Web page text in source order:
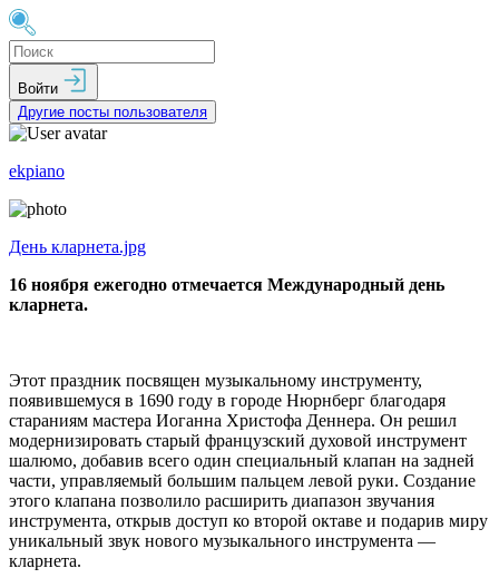
Войти
Другие посты пользователя
ekpiano
День кларнета.jpg
16 ноября ежегодно отмечается Международный день
кларнета.
Этот праздник посвящен музыкальному инструменту,
появившемуся в 1690 году в городе Нюрнберг благодаря
стараниям мастера Иоганна Христофа Деннера. Он решил
модернизировать старый французский духовой инструмент
шалюмо, добавив всего один специальный клапан на задней
части, управляемый большим пальцем левой руки. Создание
этого клапана позволило расширить диапазон звучания
инструмента, открыв доступ ко второй октаве и подарив миру
уникальный звук нового музыкального инструмента —
кларнета.